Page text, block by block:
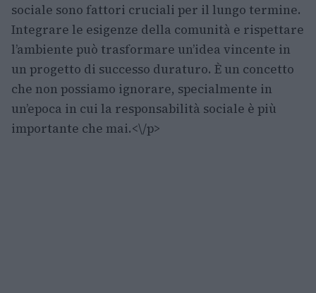
sociale sono fattori cruciali per il lungo termine.
Integrare le esigenze della comunità e rispettare
l’ambiente può trasformare un’idea vincente in
un progetto di successo duraturo. È un concetto
che non possiamo ignorare, specialmente in
un’epoca in cui la responsabilità sociale è più
importante che mai.<\/p>